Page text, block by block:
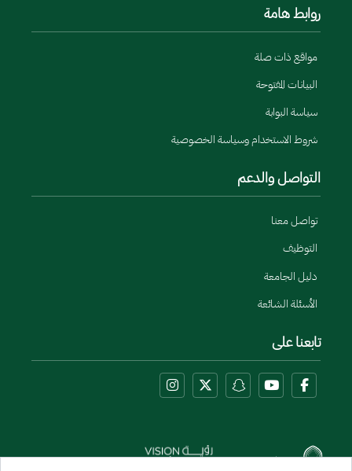
روابط هامة
مواقع ذات صلة
البيانات المفتوحة
سياسة البوابة
شروط الاستخدام وسياسة الخصوصية
التواصل والدعم
تواصل معنا
التوظيف
دليل الجامعة
الأسئلة الشائعة
تابعنا على